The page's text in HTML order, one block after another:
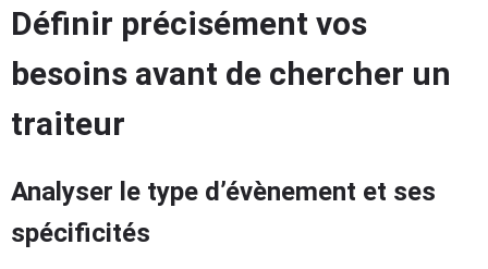
Définir précisément vos
besoins avant de chercher un
traiteur
Analyser le type d’évènement et ses
spécificités